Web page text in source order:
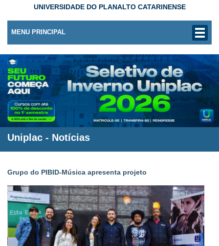
UNIVERSIDADE DO PLANALTO CATARINENSE
MENU PRINCIPAL
Uniplac - Notícias
Grupo do PIBID-Música apresenta projeto